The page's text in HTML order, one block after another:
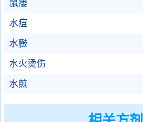
鼠瘘
水痘
水臌
水火烫伤
水煎